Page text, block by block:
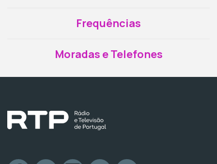
Frequências
Moradas e Telefones